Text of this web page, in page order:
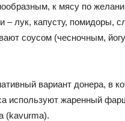
к мясу по
– лук, капусту, помидоры,
соусом (чесночным,
вариант донера, в
используют жаренный
(kavurma).